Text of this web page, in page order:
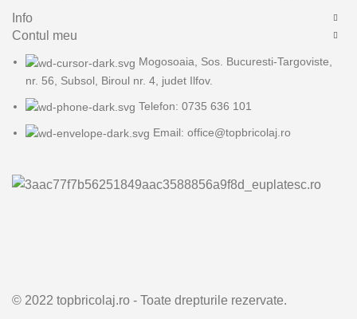
Info
Contul meu
Mogosoaia, Sos. Bucuresti-Targoviste,
nr. 56, Subsol, Biroul nr. 4, judet Ilfov.
Telefon: 0735 636 101
Email: office@topbricolaj.ro
© 2022 topbricolaj.ro - Toate drepturile rezervate.